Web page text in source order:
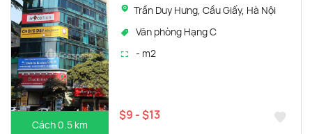
Cách 0.5 km
Trần Duy Hưng, Cầu Giấy, Hà Nội
Văn phòng Hạng C
- m2
$9 - $13